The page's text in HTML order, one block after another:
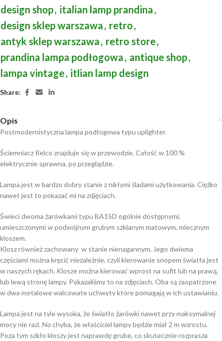
design shop, italian lamp prandina,
design sklep warszawa, retro,
antyk sklep warszawa, retro store,
prandina lampa podłogowa, antique shop,
lampa vintage, itlian lamp design
Share:
Opis
Postmodernistyczna lampa podłogowa typu uplighter.
Ściemniacz Relco znajduje się w przewodzie. Całość w 100 %
elektrycznie sprawna, po przeglądzie.
Lampa jest w bardzo dobry stanie z nikłymi śladami użytkowania. Ciężko
nawet jest to pokazać mi na zdjęciach.
Świeci dwoma żarówkami typu BA15D ogólnie dostępnymi,
umieszczonymi w podwójnym grubym szklanym matowym, mlecznym
kloszem.
Klosz również zachowany w stanie nienagannym. Jego dwiema
częściami można kręcić niezależnie, czyli kierowanie snopem światła jest
w naszych rękach. Klosze można kierować wprost na sufit lub na prawą,
lub lewą stronę lampy. Pokazaliśmy to na zdjęciach. Oba są zaopatrzone
w dwa metalowe walcowate uchwyty które pomagają w ich ustawianiu.
Lampa jest na tyle wysoka, że światło żarówki nawet przy maksymalnej
mocy nie razi. No chyba, że właściciel lampy będzie miał 2 m wzrostu.
Poza tym szkło kloszy jest naprawdę grube, co skutecznie rozprasza